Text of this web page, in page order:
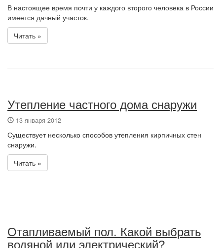
В настоящее время почти у каждого второго человека в России
имеется дачный участок.
Читать »
Утепление частного дома снаружи
13 января 2012
Существует несколько способов утепления кирпичных стен
снаружи.
Читать »
Отапливаемый пол. Какой выбрать
водяной или электрический?